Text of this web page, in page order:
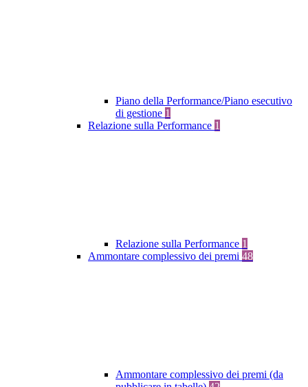
Piano della Performance/Piano esecutivo
di gestione 1
Relazione sulla Performance 1
Relazione sulla Performance 1
Ammontare complessivo dei premi 48
Ammontare complessivo dei premi (da